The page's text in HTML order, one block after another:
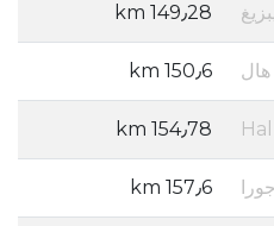
149٫28 km
هال 150٫6 km
154٫78 km
157٫6 km